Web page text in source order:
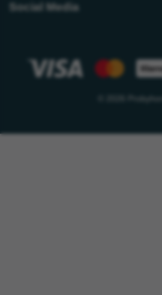
Social Media